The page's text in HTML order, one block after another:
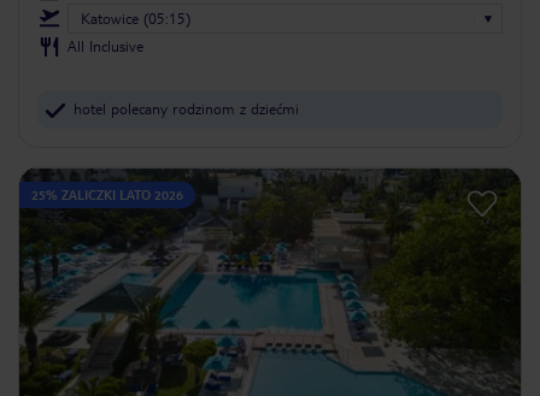
Katowice (05:15)
All Inclusive
hotel polecany rodzinom z dziećmi
25% ZALICZKI LATO 2026